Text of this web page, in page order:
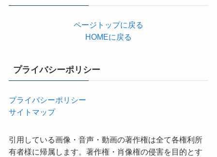
ページトップに戻る
HOMEに戻る
プライバシーポリシー
プライバシーポリシー
サイトマップ
引用している画像・音声・動画の著作権は全て各権利所
有者様に帰属します。著作権・肖像権の侵害を目的とす